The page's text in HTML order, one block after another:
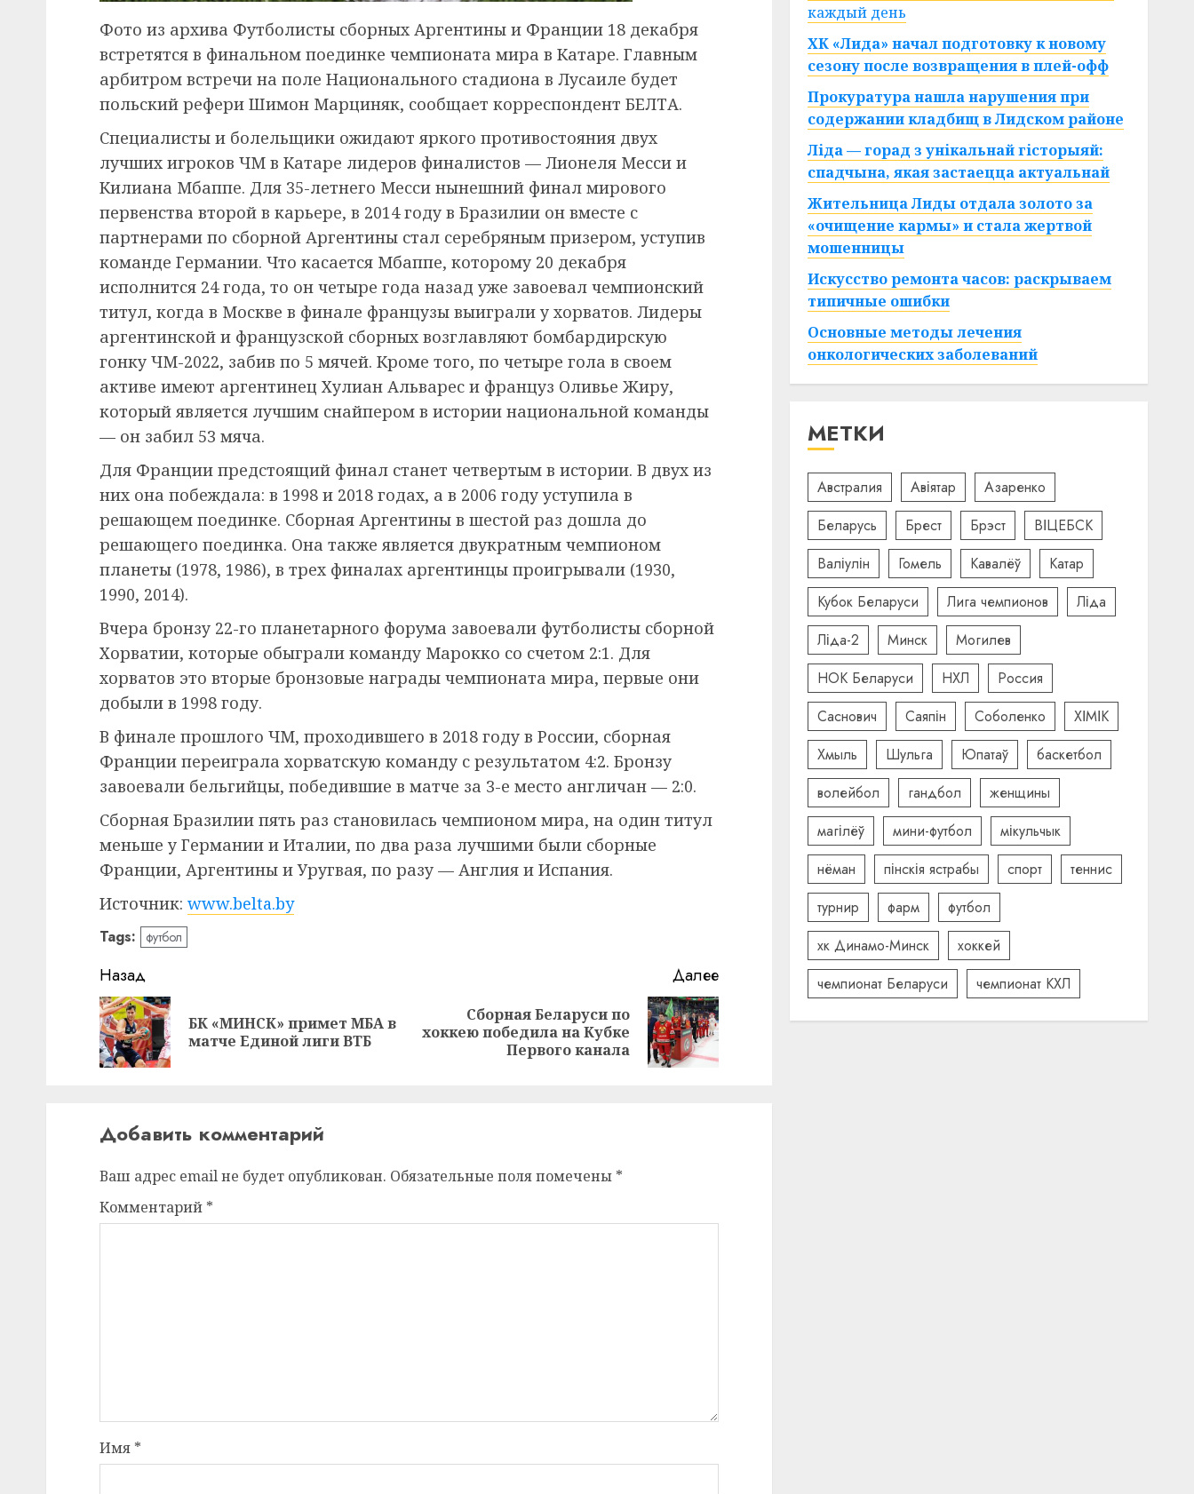
Фото из архива Футболисты сборных Аргентины и Франции 18 декабря
встретятся в финальном поединке чемпионата мира в Катаре. Главным
арбитром встречи на поле Национального стадиона в Лусаиле будет
польский рефери Шимон Марциняк, сообщает корреспондент БЕЛТА.
Специалисты и болельщики ожидают яркого противостояния двух
лучших игроков ЧМ в Катаре лидеров финалистов — Лионеля Месси и
Килиана Мбаппе. Для 35-летнего Месси нынешний финал мирового
первенства второй в карьере, в 2014 году в Бразилии он вместе с
партнерами по сборной Аргентины стал серебряным призером, уступив
команде Германии. Что касается Мбаппе, которому 20 декабря
исполнится 24 года, то он четыре года назад уже завоевал чемпионский
титул, когда в Москве в финале французы выиграли у хорватов. Лидеры
аргентинской и французской сборных возглавляют бомбардирскую
гонку ЧМ-2022, забив по 5 мячей. Кроме того, по четыре гола в своем
активе имеют аргентинец Хулиан Альварес и француз Оливье Жиру,
который является лучшим снайпером в истории национальной команды
— он забил 53 мяча.
Для Франции предстоящий финал станет четвертым в истории. В двух из
них она побеждала: в 1998 и 2018 годах, а в 2006 году уступила в
решающем поединке. Сборная Аргентины в шестой раз дошла до
решающего поединка. Она также является двукратным чемпионом
планеты (1978, 1986), в трех финалах аргентинцы проигрывали (1930,
1990, 2014).
Вчера бронзу 22-го планетарного форума завоевали футболисты сборной
Хорватии, которые обыграли команду Марокко со счетом 2:1. Для
хорватов это вторые бронзовые награды чемпионата мира, первые они
добыли в 1998 году.
В финале прошлого ЧМ, проходившего в 2018 году в России, сборная
Франции переиграла хорватскую команду с результатом 4:2. Бронзу
завоевали бельгийцы, победившие в матче за 3-е место англичан — 2:0.
Сборная Бразилии пять раз становилась чемпионом мира, на один титул
меньше у Германии и Италии, по два раза лучшими были сборные
Франции, Аргентины и Уругвая, по разу — Англия и Испания.
Источник: www.belta.by
Tags: футбол
Навигация
записи
Назад
Предыдущая
БК «МИНСК» примет МБА в
матче Единой лиги ВТБ
Далее
Следующая
Сборная Беларуси по
хоккею победила на Кубке
Первого канала
Добавить комментарий
Ваш адрес email не будет опубликован. Обязательные поля помечены *
Комментарий *
Имя *
каждый день
ХК «Лида» начал подготовку к новому
сезону после возвращения в плей-офф
Прокуратура нашла нарушения при
содержании кладбищ в Лидском районе
Ліда — горад з унікальнай гісторыяй:
спадчына, якая застаецца актуальнай
Жительница Лиды отдала золото за
«очищение кармы» и стала жертвой
мошенницы
Искусство ремонта часов: раскрываем
типичные ошибки
Основные методы лечения
онкологических заболеваний
МЕТКИ
Австралия Авіятар
Азаренко
Беларусь
Брест Брэст
ВІЦЕБСК
Валіулін
Гомель Кавалёў
Катар
Кубок Беларуси
Лига чемпионов
Ліда
Ліда-2
Минск
Могилев
НОК Беларуси
НХЛ
Россия
Саснович
Саяпін Соболенко
ХІМІК
Хмыль
Шульга Юпатаў
баскетбол
волейбол
гандбол
женщины
магілёў
мини-футбол
мікульчык
нёман
пінскія ястрабы спорт
теннис
турнир
фарм
футбол
хк Динамо-Минск
хоккей
чемпионат Беларуси
чемпионат КХЛ